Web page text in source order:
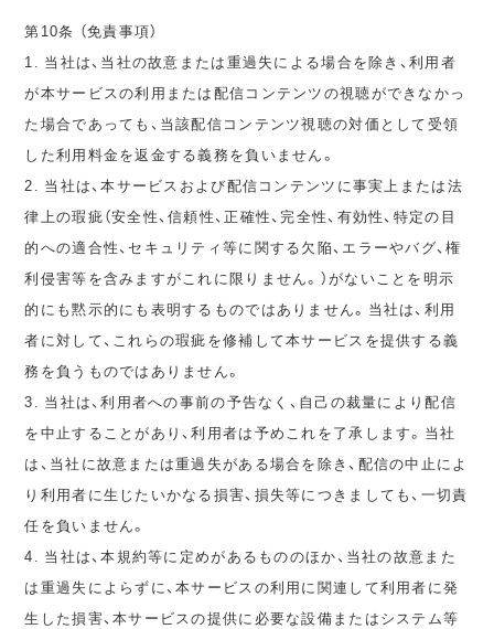
第10条 （免責事項）
1. 当社は、当社の故意または重過失による場合を除き、利用者
が本サービスの利用または配信コンテンツの視聴ができなかっ
た場合であっても、当該配信コンテンツ視聴の対価として受領
した利用料金を返金する義務を負いません。
2. 当社は、本サービスおよび配信コンテンツに事実上または法
律上の瑕疵（安全性、信頼性、正確性、完全性、有効性、特定の目
的への適合性、セキュリティ等に関する欠陥、エラーやバグ、権
利侵害等を含みますがこれに限りません。）がないことを明示
的にも黙示的にも表明するものではありません。当社は、利用
者に対して、これらの瑕疵を修補して本サービスを提供する義
務を負うものではありません。
3. 当社は、利用者への事前の予告なく、自己の裁量により配信
を中止することがあり、利用者は予めこれを了承します。当社
は、当社に故意または重過失がある場合を除き、配信の中止によ
り利用者に生じたいかなる損害、損失等につきましても、一切責
任を負いません。
4. 当社は、本規約等に定めがあるもののほか、当社の故意また
は重過失によらずに、本サービスの利用に関連して利用者に発
生した損害、本サービスの提供に必要な設備またはシステム等